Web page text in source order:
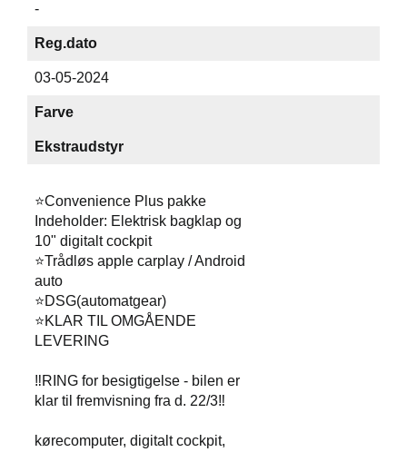
-
Reg.dato
03-05-2024
Farve
Ekstraudstyr
⭐Convenience Plus pakke
Indeholder: Elektrisk bagklap og
10" digitalt cockpit
⭐Trådløs apple carplay / Android
auto
⭐DSG(automatgear)
⭐KLAR TIL OMGÅENDE
LEVERING
‼️RING for besigtigelse - bilen er
klar til fremvisning fra d. 22/3‼️
kørecomputer, digitalt cockpit,